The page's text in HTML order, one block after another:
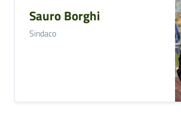
Sauro Borghi
Sindaco